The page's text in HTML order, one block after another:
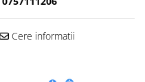
Cere informatii